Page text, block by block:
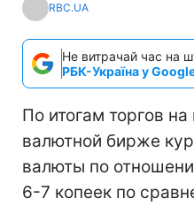
RBC.UA
Не витрачай час на
РБК-Україна у
По итогам торгов
валютной бирже
валюты по
6-7 копеек по